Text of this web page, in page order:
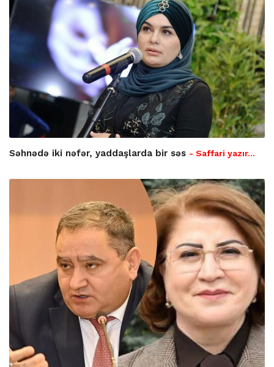
Səhnədə iki nəfər, yaddaşlarda bir səs - Saffari yazır…